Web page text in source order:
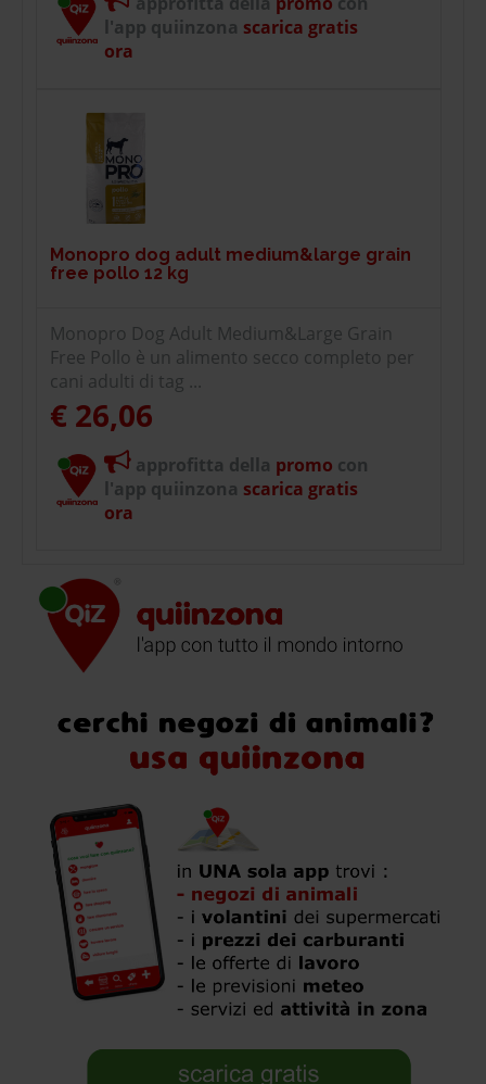
l'app quiinzona scarica gratis
ora
Monopro dog adult medium&large grain
free pollo 12 kg
Monopro Dog Adult Medium&Large Grain
Free Pollo è un alimento secco completo per
cani adulti di tag ...
€ 26,06
approfitta della promo con
l'app quiinzona scarica gratis
ora